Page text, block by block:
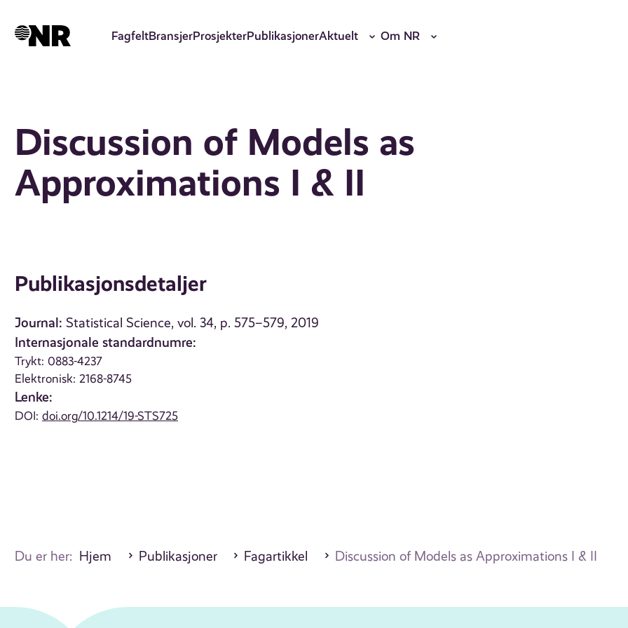
hovedinnhold
FagfeltBransjerProsjekterPublikasjonerAktuelt Om NR
Discussion of Models as
Approximations I & II
Publikasjonsdetaljer
Journal: Statistical Science, vol. 34, p. 575–579, 2019
Internasjonale standardnumre:
Trykt: 0883-4237
Elektronisk: 2168-8745
Lenke:
DOI:doi.org/10.1214/19-STS725
Du er her: Hjem Publikasjoner Fagartikkel Discussion of Models as Approximations I & II